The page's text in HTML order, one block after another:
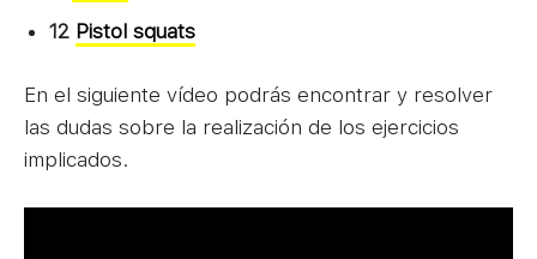
12 Pistol squats
En el siguiente vídeo podrás encontrar y resolver
las dudas sobre la realización de los ejercicios
implicados.